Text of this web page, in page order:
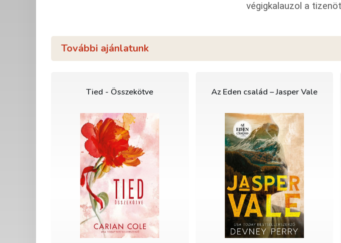
végigkalauzol a
További ajánlatunk
Tied - Összekötve Az Eden család – Jasper Vale